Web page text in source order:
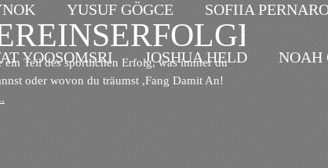
YUSUF GÖGCE SOFIIA
YOOSOMSRI JOSHUA HELD NOAH
ein Teil des sportlichen Erfolg, was immer du
oder wovon du träumst ,Fang Damit An!